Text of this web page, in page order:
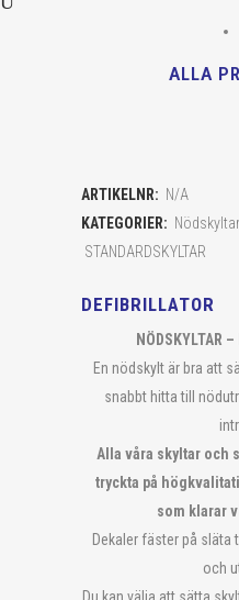
ALLA
ARTIKELNR: N/A
KATEGORIER:
STANDARDSKYLTAR
DEFIBRILLATOR
NÖDSKYLTAR
En nödskylt är bra att
snabbt hitta till
Alla våra skyltar och
tryckta på
som klarar
Dekaler fäster på släta
och